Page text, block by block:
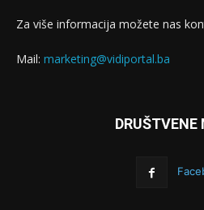
Za više informacija možete nas
Mail: marketing@vidiportal.ba
DRUŠTVENE